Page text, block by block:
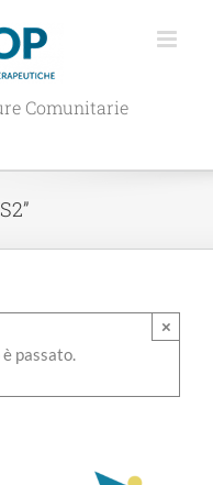
Comunitarie
passato.
×